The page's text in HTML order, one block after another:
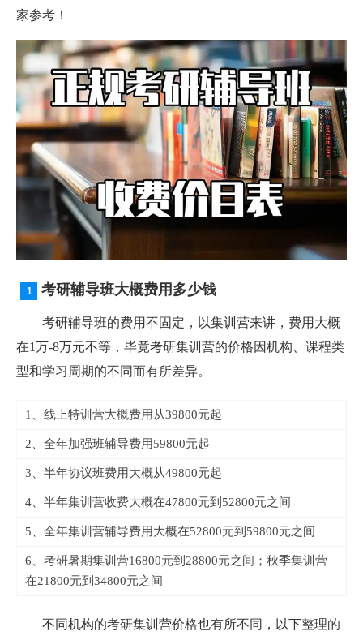
家参考！
考研辅导班大概费用多少钱
考研辅导班的费用不固定，以集训营来讲，费用大概
在1万-8万元不等，毕竟考研集训营的价格因机构、课程类
型和学习周期的不同而有所差异。
1、线上特训营大概费用从39800元起
2、全年加强班辅导费用59800元起
3、半年协议班费用大概从49800元起
4、半年集训营收费大概在47800元到52800元之间
5、全年集训营辅导费用大概在52800元到59800元之间
6、考研暑期集训营16800元到28800元之间；秋季集训营
在21800元到34800元之间
不同机构的考研集训营价格也有所不同，以下整理的